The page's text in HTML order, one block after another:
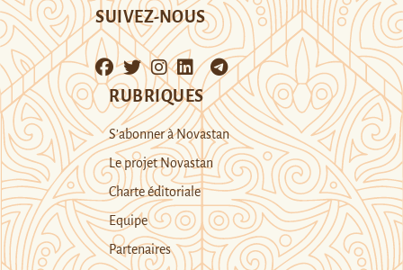
SUIVEZ-NOUS
RUBRIQUES
S’abonner à Novastan
Le projet Novastan
Charte éditoriale
Equipe
Partenaires